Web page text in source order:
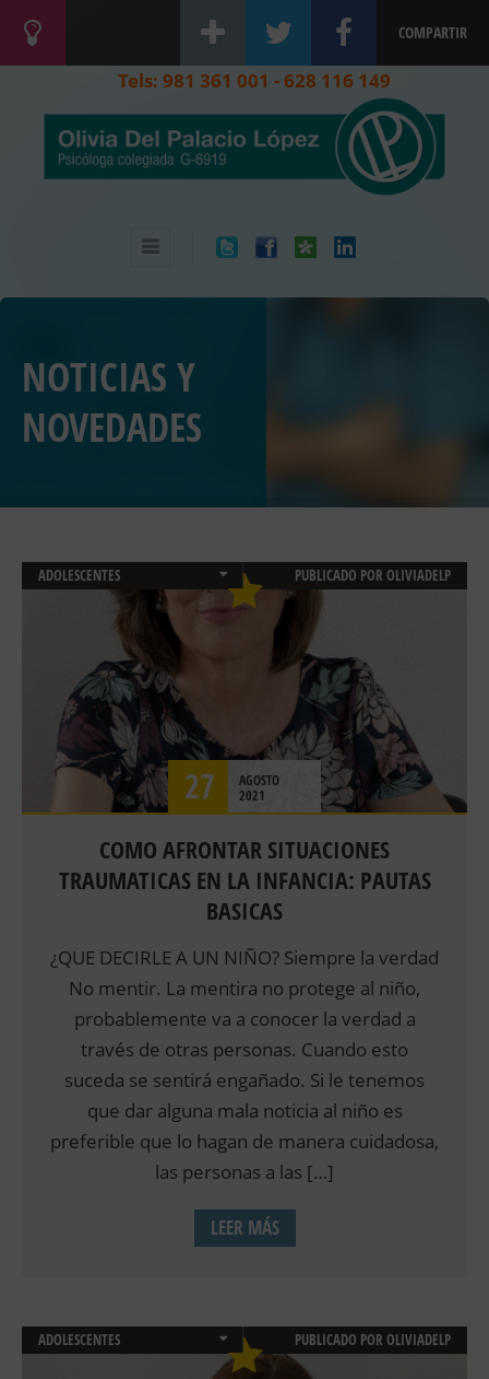
COMPARTIR
Tels: 981 361 001 - 628 116 149
NOTICIAS Y
NOVEDADES
ADOLESCENTES
CONSULTA DE PSICOLOGIA ONLINE
EMOCIONES
NEUROPSICOLOGÍA INFANTIL
PSICOLOGÍA CLÍNICA
PSICOLOGIA INFANTIL Y JUVENIL
SALUD
PUBLICADO POR OLIVIADELP
27
AGOSTO
2021
COMO AFRONTAR SITUACIONES
TRAUMATICAS EN LA INFANCIA: PAUTAS
BASICAS
¿QUE DECIRLE A UN NIÑO? Siempre la verdad
No mentir. La mentira no protege al niño,
probablemente va a conocer la verdad a
través de otras personas. Cuando esto
suceda se sentirá engañado. Si le tenemos
que dar alguna mala noticia al niño es
preferible que lo hagan de manera cuidadosa,
las personas a las […]
LEER MÁS
ADOLESCENTES
CONSULTA DE PSICOLOGIA ONLINE
PUBLICADO POR OLIVIADELP